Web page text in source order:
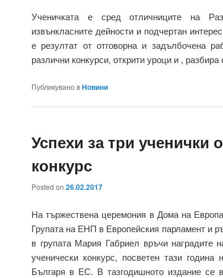
Ученичката е сред отличниците на
извънкласните дейности и подчертан
е резултат от отговорна и задълбочена
различни конкурси, открити уроци и ,
Публикувано вНовини
Успехи за три ученички
конкурс
Posted on 26.02.2017
На тържествена церемония в Дома на
Групата на ЕНП в Европейския парламент и
в групата Мария Габриел връчи наградите
ученически конкурс, посветен тази
Българя в ЕС. В тазгодишното издание се